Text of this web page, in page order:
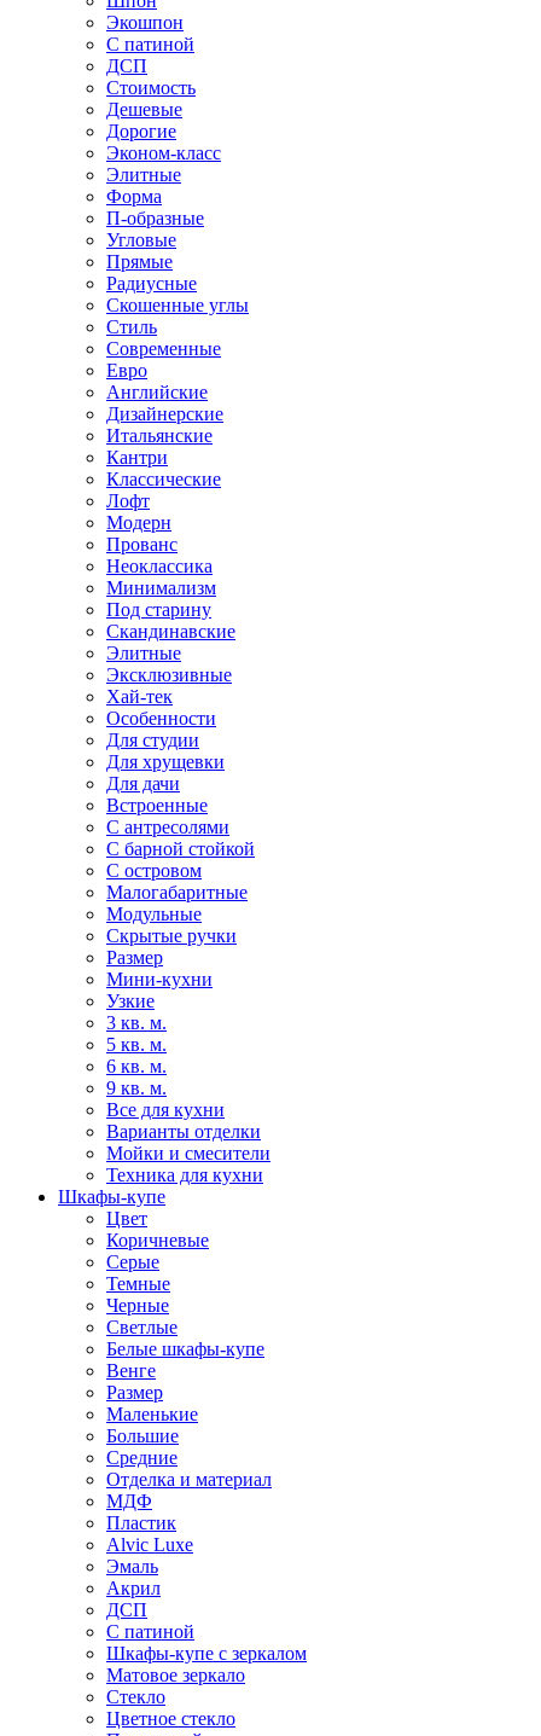
Экошпон
С патиной
ДСП
Стоимость
Дешевые
Дорогие
Эконом-класс
Элитные
Форма
П-образные
Угловые
Прямые
Радиусные
Скошенные углы
Стиль
Современные
Евро
Английские
Дизайнерские
Итальянские
Кантри
Классические
Лофт
Модерн
Прованс
Неоклассика
Минимализм
Под старину
Скандинавские
Элитные
Эксклюзивные
Хай-тек
Особенности
Для студии
Для хрущевки
Для дачи
Встроенные
С антресолями
С барной стойкой
С островом
Малогабаритные
Модульные
Скрытые ручки
Размер
Мини-кухни
Узкие
3 кв. м.
5 кв. м.
6 кв. м.
9 кв. м.
Все для кухни
Варианты отделки
Мойки и смесители
Техника для кухни
Шкафы-купе
Цвет
Коричневые
Серые
Темные
Черные
Светлые
Белые шкафы-купе
Венге
Размер
Маленькие
Большие
Средние
Отделка и материал
МДФ
Пластик
Alvic Luxe
Эмаль
Акрил
ДСП
С патиной
Шкафы-купе с зеркалом
Матовое зеркало
Стекло
Цветное стекло